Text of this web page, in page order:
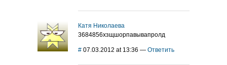
Катя Николаева
3684856хзщшорпавывапролд
# 07.03.2012 at 13:36 — Ответить